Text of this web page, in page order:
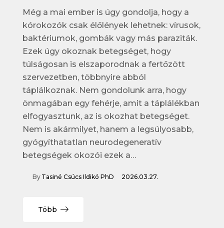
Még a mai ember is úgy gondolja, hogy a
kórokozók csak élőlények lehetnek: vírusok,
baktériumok, gombák vagy más paraziták.
Ezek úgy okoznak betegséget, hogy
túlságosan is elszaporodnak a fertőzött
szervezetben, többnyire abból
táplálkoznak. Nem gondolunk arra, hogy
önmagában egy fehérje, amit a táplálékban
elfogyasztunk, az is okozhat betegséget.
Nem is akármilyet, hanem a legsúlyosabb,
gyógyíthatatlan neurodegeneratív
betegségek okozói ezek a…
By Tasiné Csúcs Ildikó PhD 2026.03.27.
Több